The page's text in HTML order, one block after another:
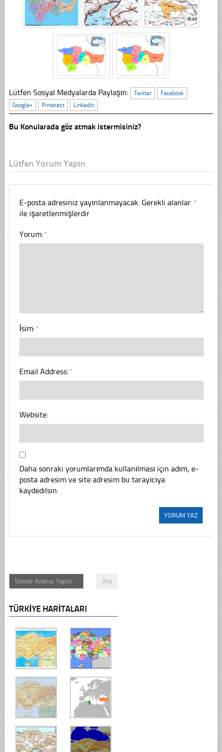
Lütfen Sosyal Medyalarda Paylaşın: Twitter
Facebook
Google+
Pinterest LinkedIn
Bu Konularada göz atmak istermisiniz?
Lütfen Yorum Yapın
E-posta adresiniz yayınlanmayacak. Gerekli alanlar *
ile işaretlenmişlerdir
Yorum:*
İsim:*
Email Address:*
Website:
Daha sonraki yorumlarımda kullanılması için adım, e-
posta adresim ve site adresim bu tarayıcıya
kaydedilsin.
TÜRKIYE HARITALARI